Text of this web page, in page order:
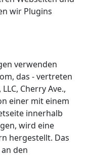
wir Plugins
verwenden
das - vertreten
Cherry Ave.,
einer mit einem
innerhalb
wird eine
hergestellt. Das
den